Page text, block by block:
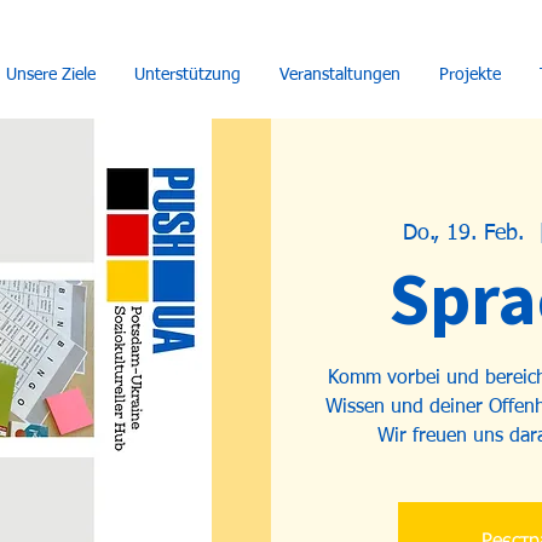
Unsere Ziele Unterstützung Veranstaltungen Projekte
Do., 19. Feb.
Komm vorbei und
Wissen und deiner
Wir freuen uns